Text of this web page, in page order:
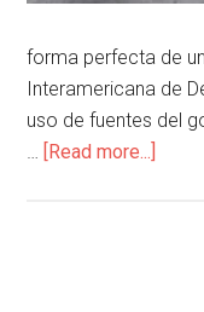
forma perfecta de
Interamericana de
uso de fuentes del
… [Read more...]